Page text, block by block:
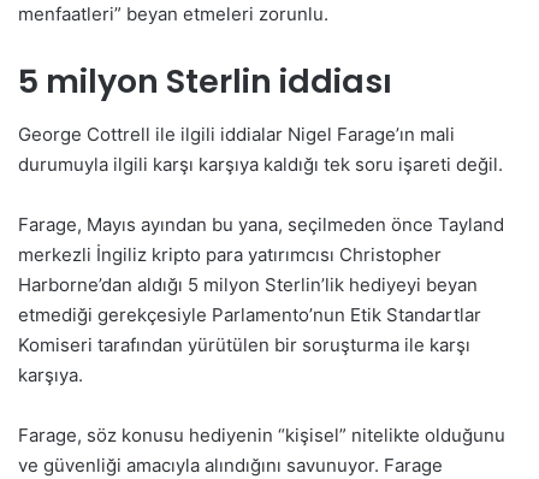
menfaatleri” beyan etmeleri zorunlu.
5 milyon Sterlin iddiası
George Cottrell ile ilgili iddialar Nigel Farage’ın mali
durumuyla ilgili karşı karşıya kaldığı tek soru işareti değil.
Farage, Mayıs ayından bu yana, seçilmeden önce Tayland
merkezli İngiliz kripto para yatırımcısı Christopher
Harborne’dan aldığı 5 milyon Sterlin’lik hediyeyi beyan
etmediği gerekçesiyle Parlamento’nun Etik Standartlar
Komiseri tarafından yürütülen bir soruşturma ile karşı
karşıya.
Farage, söz konusu hediyenin “kişisel” nitelikte olduğunu
ve güvenliği amacıyla alındığını savunuyor. Farage